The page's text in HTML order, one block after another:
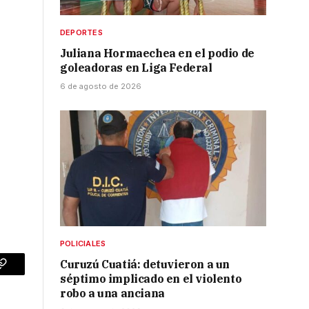
Copy
DEPORTES
Juliana Hormaechea en el podio de
goleadoras en Liga Federal
6 de agosto de 2026
POLICIALES
Curuzú Cuatiá: detuvieron a un
séptimo implicado en el violento
robo a una anciana